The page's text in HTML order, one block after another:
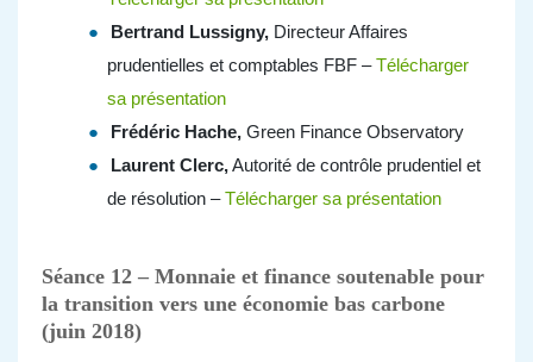
Bertrand Lussigny,Directeur Affaires
prudentielles et comptables FBF –Télécharger
sa présentation
Frédéric Hache,Green Finance Observatory
Laurent Clerc,Autorité de contrôle prudentiel et
de résolution –Télécharger sa présentation
Séance 12 – Monnaie et finance soutenable pour
la transition vers une économie bas carbone
(juin 2018)